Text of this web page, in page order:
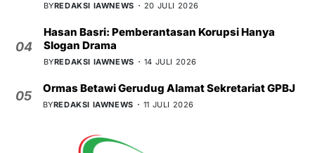
BYREDAKSI IAWNEWS 20 JULI 2026
04
Hasan Basri: Pemberantasan Korupsi Hanya
Slogan Drama
BYREDAKSI IAWNEWS 14 JULI 2026
05
Ormas Betawi Gerudug Alamat Sekretariat GPBJ
BYREDAKSI IAWNEWS 11 JULI 2026